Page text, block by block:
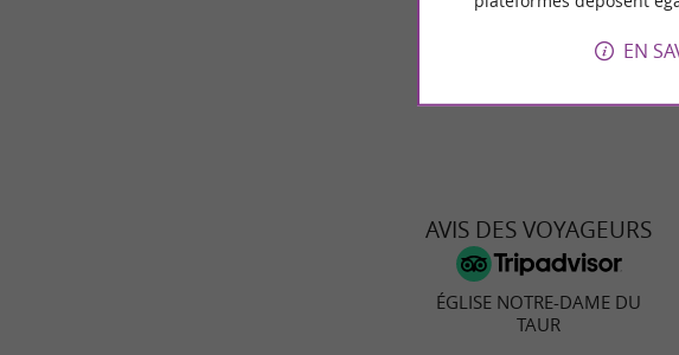
AVIS DES VOYAGEURS
ÉGLISE NOTRE-DAME DU
TAUR
EN